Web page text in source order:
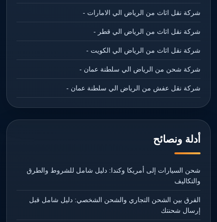
شركة نقل اثاث من الرياض الي الامارات -
شركة نقل اثاث من الرياض الي قطر -
شركة نقل اثاث من الرياض الي الكويت -
شركة شحن من الرياض الي سلطنة عمان -
شركة نقل عفش من الرياض الي سلطنة عمان -
أدلة ونصائح
شحن السيارات إلى أمريكا وكندا: دليل شامل للشروط والطرق
والتكاليف
الفرق بين الشحن التجاري والشحن الشخصي: دليل شامل قبل
إرسال شحنتك